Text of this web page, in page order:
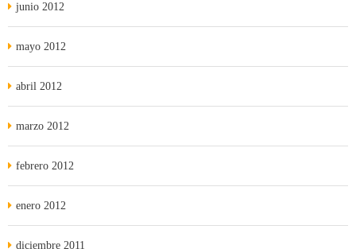
junio 2012
mayo 2012
abril 2012
marzo 2012
febrero 2012
enero 2012
diciembre 2011